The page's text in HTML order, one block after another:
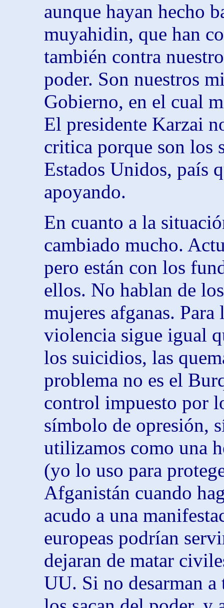
aunque hayan hecho
muyahidin, que han
también contra
poder. Son nuestros
Gobierno, en el cual
El presidente Karzai
critica porque son los
Estados Unidos, país
apoyando.
En cuanto a la
cambiado mucho.
pero están con los
ellos. No hablan de
mujeres afganas.
violencia sigue igual
los suicidios, las
problema no es el
control impuesto por
símbolo de opresión,
utilizamos como una
(yo lo uso para
Afganistán cuando
acudo a una
europeas podrían
dejaran de matar
UU. Si no desarman